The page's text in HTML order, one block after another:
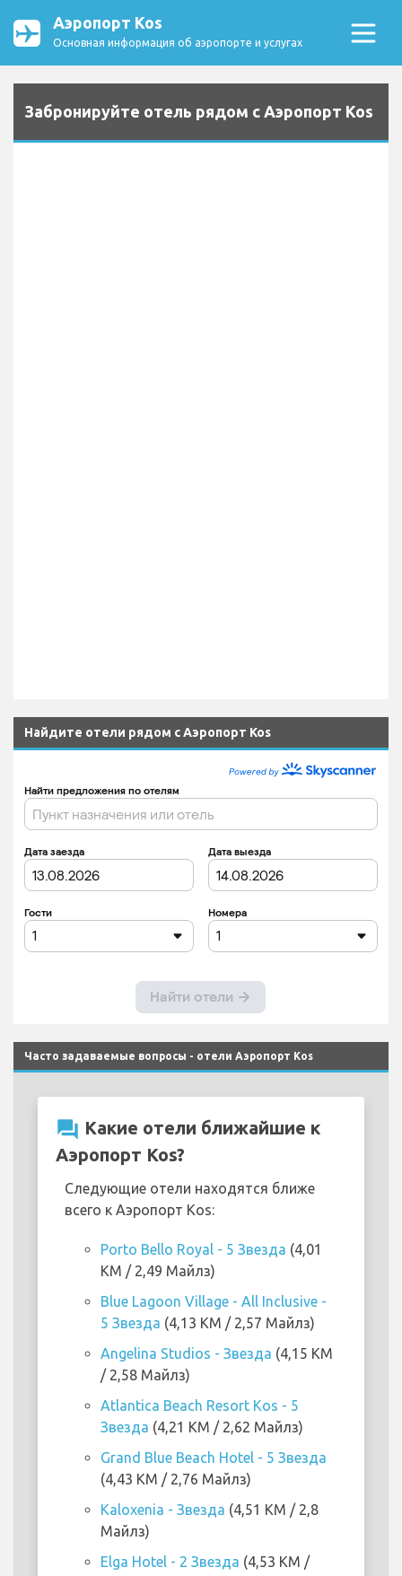
Аэропорт Kos
Основная информация об аэропорте и услугах
Забронируйте отель рядом с Аэропорт Kos
Найдите отели рядом с Аэропорт Kos
Часто задаваемые вопросы - отели Аэропорт Kos
question_answer Какие отели ближайшие к
Аэропорт Kos?
Следующие отели находятся ближе
всего к Аэропорт Kos:
Porto Bello Royal - 5 Звезда (4,01
KM / 2,49 Майлз)
Blue Lagoon Village - All Inclusive -
5 Звезда (4,13 KM / 2,57 Майлз)
Angelina Studios - Звезда (4,15 KM
/ 2,58 Майлз)
Atlantica Beach Resort Kos - 5
Звезда (4,21 KM / 2,62 Майлз)
Grand Blue Beach Hotel - 5 Звезда
(4,43 KM / 2,76 Майлз)
Kaloxenia - Звезда (4,51 KM / 2,8
Майлз)
Elga Hotel - 2 Звезда (4,53 KM /